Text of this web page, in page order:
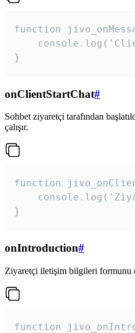
function
}
onClientStartChat#
Sohbet ziyaretçi tarafından
çalışır.
function
}
onIntroduction#
Ziyaretçi iletişim bilgileri formunu
function